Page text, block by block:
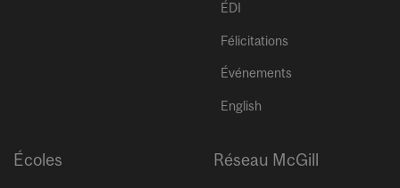
ÉDI
Félicitations
Événements
English
Écoles Réseau McGill